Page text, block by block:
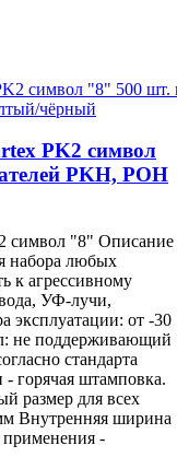
PK2 символ
PKH, POH
символ "8" Описание
набора любых
к агрессивному
УФ-лучи,
эксплуатации: от -30
не поддерживающий
стандарта
горячая штамповка.
размер для всех
Внутренняя ширина
-